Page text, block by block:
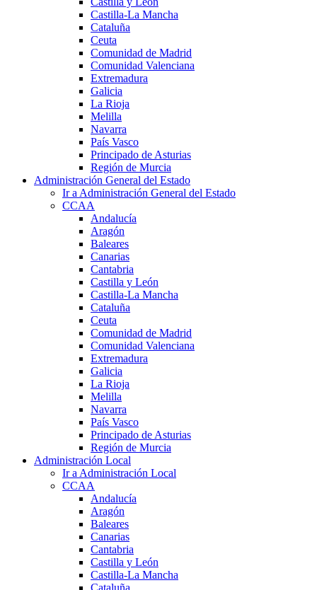
Castilla-La Mancha
Cataluña
Ceuta
Comunidad de Madrid
Comunidad Valenciana
Extremadura
Galicia
La Rioja
Melilla
Navarra
País Vasco
Principado de Asturias
Región de Murcia
Administración General del Estado
Ir a Administración General del Estado
CCAA
Andalucía
Aragón
Baleares
Canarias
Cantabria
Castilla y León
Castilla-La Mancha
Cataluña
Ceuta
Comunidad de Madrid
Comunidad Valenciana
Extremadura
Galicia
La Rioja
Melilla
Navarra
País Vasco
Principado de Asturias
Región de Murcia
Administración Local
Ir a Administración Local
CCAA
Andalucía
Aragón
Baleares
Canarias
Cantabria
Castilla y León
Castilla-La Mancha
Cataluña